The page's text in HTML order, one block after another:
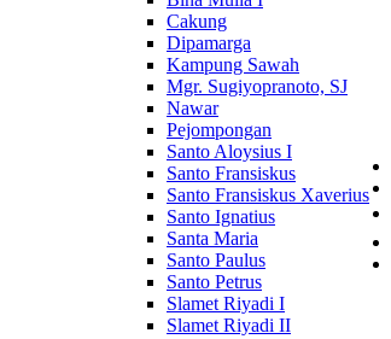
Cakung
Dipamarga
Kampung Sawah
Mgr. Sugiyopranoto, SJ
Nawar
Pejompongan
Santo Aloysius I
Santo Fransiskus
Santo Fransiskus Xaverius
Santo Ignatius
Santa Maria
Santo Paulus
Santo Petrus
Slamet Riyadi I
Slamet Riyadi II